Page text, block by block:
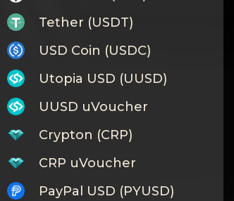
Tether (USDT)
USD Coin (USDC)
Utopia USD (UUSD)
UUSD uVoucher
Crypton (CRP)
CRP uVoucher
PayPal USD (PYUSD)